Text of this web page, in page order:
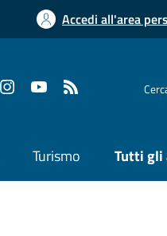
Accedi all'area
Turismo Tutti gli